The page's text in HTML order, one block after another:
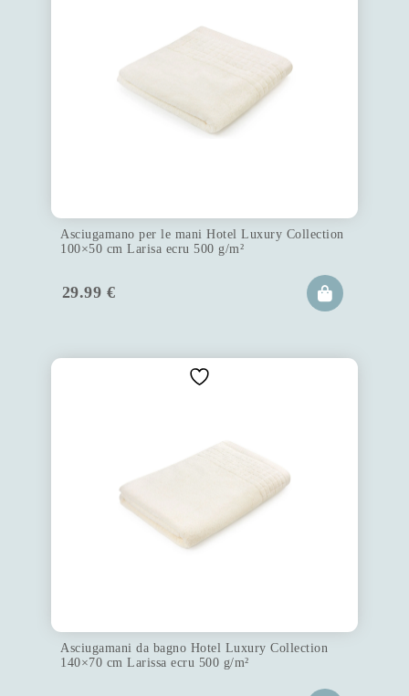
Asciugamano per le mani Hotel Luxury Collection
100×50 cm Larisa ecru 500 g/m²
29.99 €
Asciugamani da bagno Hotel Luxury Collection
140×70 cm Larissa ecru 500 g/m²